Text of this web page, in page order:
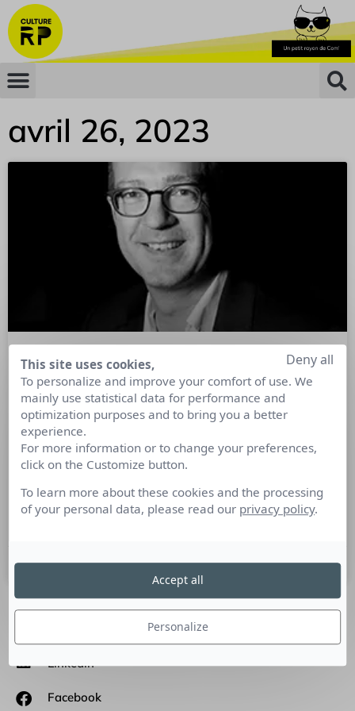
avril 26, 2023
Difficile de négliger ChatGPT dans le
monde de la communication et des
communiqués de presse !
Décryptage métier par Alban Jarry, Senior Advisor, Board
Member chez Quintenic services : Dans un contexte
de négliger l’apport que peuvent avoir ces intelligences
artificielles…
26 avril 2023
SUIVEZ-NOUS
Linkedin
Facebook
This site uses cookies,
To personalize and improve your comfort of use. We
mainly use statistical data for performance and
optimization purposes and to bring you a better
experience.
For more information or to change your preferences,
click on the Customize button.
To learn more about these cookies and the processing
of your personal data, please read our privacy policy.
Personalize
Deny all
Accept all